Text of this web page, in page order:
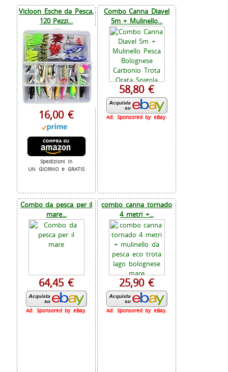
Vicloon Esche da Pesca,
120 Pezzi...
16,00 €
Spedizioni in
UN GIORNO e GRATIS
Combo Canna Diavel
5m + Mulinello...
58,80 €
Ad: Sponsored by eBay.
Combo da pesca per il
mare...
64,45 €
Ad: Sponsored by eBay.
combo canna tornado
4 metri +...
25,90 €
Ad: Sponsored by eBay.